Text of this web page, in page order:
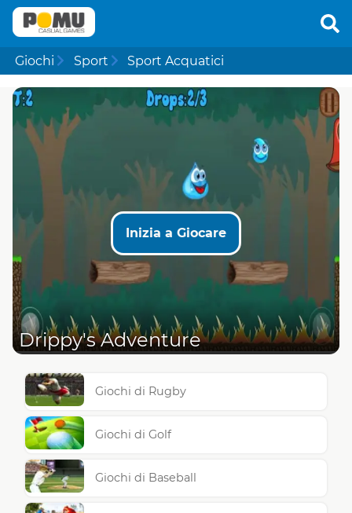
Giochi Sport Sport Acquatici
Inizia a Giocare
Drippy's Adventure
Giochi di Rugby
Giochi di Golf
Giochi di Baseball